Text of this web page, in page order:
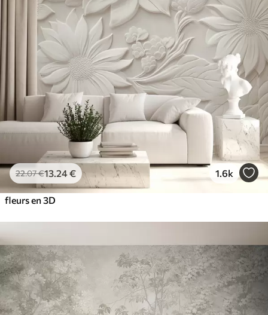
22.07€13 .24€ 1.6k
fleurs en 3D